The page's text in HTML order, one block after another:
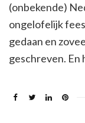
(onbekende)
ongelofelijk
gedaan en
geschreven.